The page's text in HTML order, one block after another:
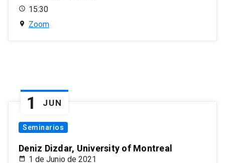
15:30
Zoom
1 JUN
Seminarios
Deniz Dizdar, University of Montreal
1 de Junio de 2021